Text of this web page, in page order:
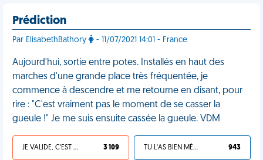
Prédiction
Par ElisabethBathory - 11/07/2021 14:01 - France
Aujourd'hui, sortie entre potes. Installés en haut des
marches d'une grande place très fréquentée, je
commence à descendre et me retourne en disant, pour
rire : "C'est vraiment pas le moment de se casser la
gueule !" Je me suis ensuite cassée la gueule. VDM
JE VALIDE, C'EST UNE VDM 3 109 TU L'AS BIEN MÉRITÉ 943